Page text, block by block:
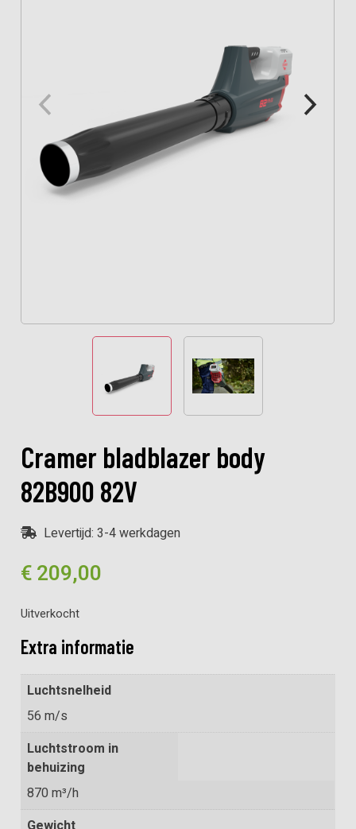
Cramer bladblazer body
82B900 82V
Levertijd: 3-4 werkdagen
€209,00
Uitverkocht
Extra informatie
Luchtsnelheid
56 m/s
Luchtstroom in
behuizing
870 m³/h